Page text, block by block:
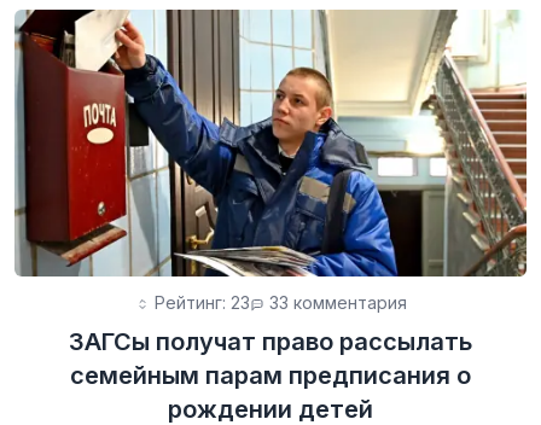
Рейтинг: 23 33 комментария
ЗАГСы получат право рассылать
семейным парам предписания о
рождении детей